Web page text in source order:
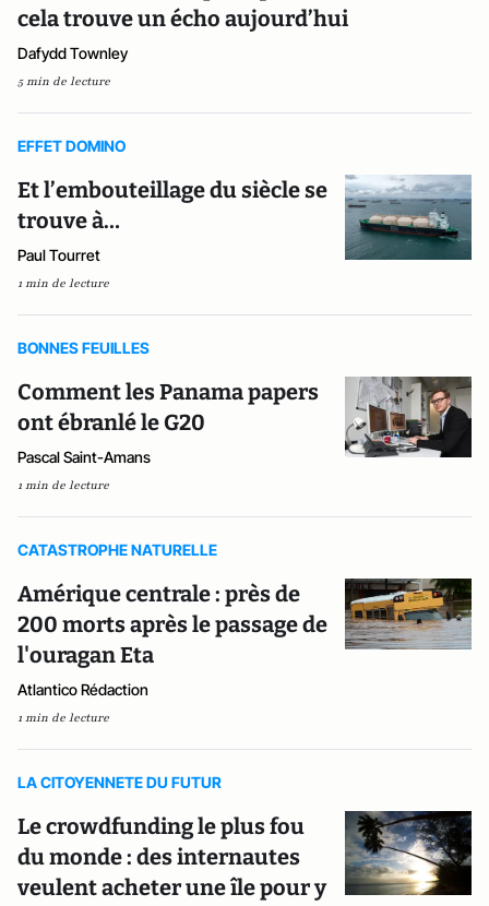
cela trouve un écho aujourd’hui
Dafydd Townley
5 min de lecture
EFFET DOMINO
Et l’embouteillage du siècle se
trouve à…
Paul Tourret
1 min de lecture
BONNES FEUILLES
Comment les Panama papers
ont ébranlé le G20
Pascal Saint-Amans
1 min de lecture
CATASTROPHE NATURELLE
Amérique centrale : près de
200 morts après le passage de
l'ouragan Eta
Atlantico Rédaction
1 min de lecture
LA CITOYENNETE DU FUTUR
Le crowdfunding le plus fou
du monde : des internautes
veulent acheter une île pour y